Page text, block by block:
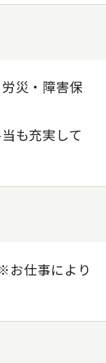
災・障害保
も充実して
仕事により